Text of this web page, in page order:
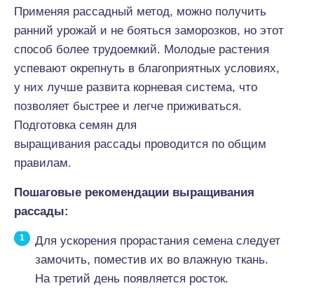
Применяя рассадный метод, можно получить
ранний урожай и не бояться заморозков, но этот
способ более трудоемкий. Молодые растения
успевают окрепнуть в благоприятных условиях,
у них лучше развита корневая система, что
позволяет быстрее и легче приживаться.
Подготовка семян для
выращивания рассады проводится по общим
правилам.
Пошаговые рекомендации выращивания
рассады:
Для ускорения прорастания семена следует
замочить, поместив их во влажную ткань.
На третий день появляется росток.